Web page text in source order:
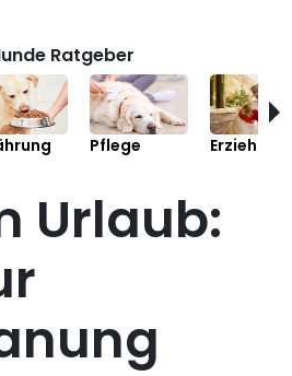
Ratgeber
Pflege Erziehung
Urlaub: